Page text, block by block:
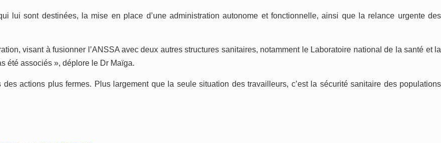
lui sont destinées, la mise en place d’une administration autonome et fonctionnelle, ainsi que la relance urgente des
visant à fusionner l’ANSSA avec deux autres structures sanitaires, notamment le Laboratoire national de la santé et la
été associés », déplore le Dr Maïga.
actions plus fermes. Plus largement que la seule situation des travailleurs, c’est la sécurité sanitaire des populations